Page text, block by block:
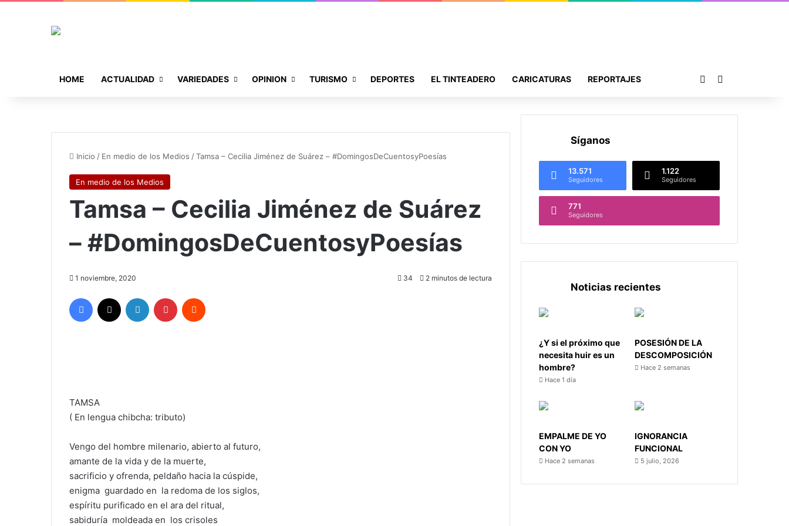
HOME ACTUALIDAD VARIEDADES OPINION TURISMO DEPORTES EL TINTEADERO CARICATURAS REPORTAJES Publicación al azar
Inicio / En medio de los Medios /Tamsa – Cecilia Jiménez de Suárez – #DomingosDeCuentosyPoesías
En medio de los Medios
Tamsa – Cecilia Jiménez de Suárez
– #DomingosDeCuentosyPoesías
1 noviembre, 2020 34 2 minutos de lectura
Facebook LinkedIn Pinterest
TAMSA
( En lengua chibcha: tributo)
Vengo del hombre milenario, abierto al futuro,
amante de la vida y de la muerte,
sacrificio y ofrenda, peldaño hacia la cúspide,
enigma guardado en la redoma de los siglos,
espíritu purificado en el ara del ritual,
sabiduría moldeada en los crisoles
Síganos
13.571
Seguidores
1.122
Seguidores
771
Seguidores
Noticias recientes
¿Y si el próximo que
necesita huir es un
hombre?
Hace 1 día
POSESIÓN DE LA
DESCOMPOSICIÓN
Hace 2 semanas
EMPALME DE YO
CON YO
Hace 2 semanas
IGNORANCIA
FUNCIONAL
5 julio, 2026